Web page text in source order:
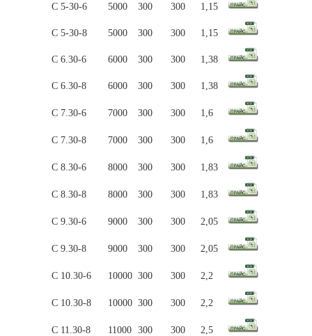
С 5-30-6 5000 300 300 1,15
С 5-30-8 5000 300 300 1,15
С 6.30-6 6000 300 300 1,38
С 6.30-8 6000 300 300 1,38
С 7.30-6 7000 300 300 1,6
С 7.30-8 7000 300 300 1,6
С 8.30-6 8000 300 300 1,83
С 8.30-8 8000 300 300 1,83
С 9.30-6 9000 300 300 2,05
С 9.30-8 9000 300 300 2,05
С 10.30-6 10000 300 300 2,2
С 10.30-8 10000 300 300 2,2
С 11.30-8 11000 300 300 2,5